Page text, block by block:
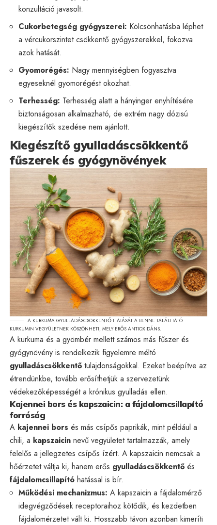
konzultáció javasolt.
Cukorbetegség gyógyszerei: Kölcsönhatásba léphet
a vércukorszintet csökkentő gyógyszerekkel, fokozva
azok hatását.
Gyomorégés: Nagy mennyiségben fogyasztva
egyeseknél gyomorégést okozhat.
Terhesség: Terhesség alatt a hányinger enyhítésére
biztonságosan alkalmazható, de extrém nagy dózisú
kiegészítők szedése nem ajánlott.
Kiegészítő gyulladáscsökkentő
fűszerek és gyógynövények
A KURKUMA GYULLADÁSCSÖKKENTŐ HATÁSÁT A BENNE TALÁLHATÓ
KURKUMIN VEGYÜLETNEK KÖSZÖNHETI, MELY ERŐS ANTIOXIDÁNS.
A kurkuma és a gyömbér mellett számos más fűszer és
gyógynövény is rendelkezik figyelemre méltó
gyulladáscsökkentő tulajdonságokkal. Ezeket beépítve az
étrendünkbe, tovább erősíthetjük a szervezetünk
védekezőképességét a krónikus gyulladás ellen.
Kajennei bors és kapszaicin: a fájdalomcsillapító
forróság
A kajennei bors és más csípős paprikák, mint például a
chili, a kapszaicin nevű vegyületet tartalmazzák, amely
felelős a jellegzetes csípős ízért. A kapszaicin nemcsak a
hőérzetet váltja ki, hanem erős gyulladáscsökkentő és
fájdalomcsillapító hatással is bír.
Működési mechanizmus: A kapszaicin a fájdalomérző
idegvégződések receptoraihoz kötődik, és kezdetben
fájdalomérzetet vált ki. Hosszabb távon azonban kimeríti